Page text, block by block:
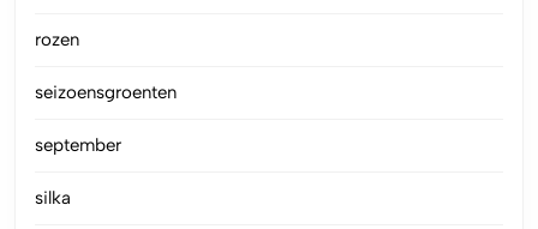
rozen
seizoensgroenten
september
silka